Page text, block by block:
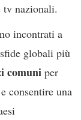
tv nazionali.
incontrati a
globali più
comuni per
consentire una